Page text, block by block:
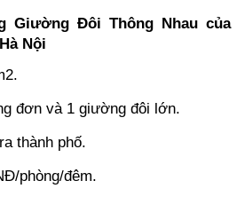
Giường Đôi Thông Nhau của
Nội
đơn và 1 giường đôi lớn.
thành phố.
phòng/đêm.